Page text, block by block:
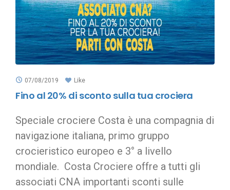
07/08/2019 Like
Fino al 20% di sconto sulla tua crociera
Speciale crociere Costa è una compagnia di
navigazione italiana, primo gruppo
crocieristico europeo e 3° a livello
mondiale. Costa Crociere offre a tutti gli
associati CNA importanti sconti sulle